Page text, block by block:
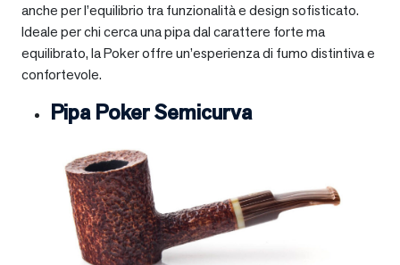
anche per l’equilibrio tra funzionalità e design sofisticato.
Ideale per chi cerca una pipa dal carattere forte ma
equilibrato, la Poker offre un’esperienza di fumo distintiva e
confortevole.
Pipa Poker Semicurva